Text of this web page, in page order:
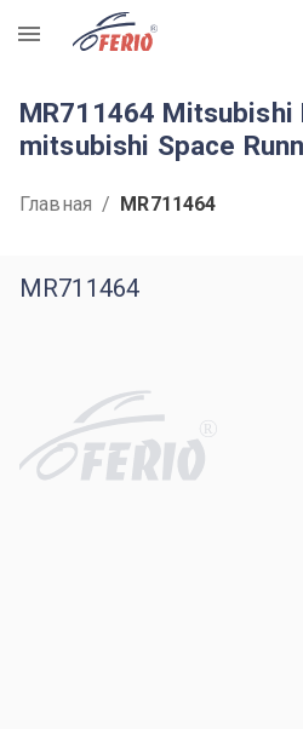
R
MR711464
mitsubishi Space
Главная / MR711464
MR711464
R